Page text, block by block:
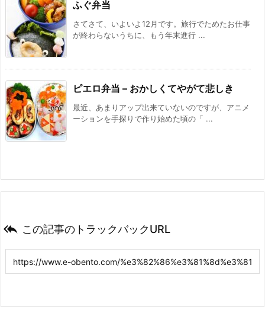
ふぐ弁当
さてさて、いよいよ12月です。旅行でためたお仕事
が終わらないうちに、もう年末進行 ...
ピエロ弁当 – おかしくてやがて悲しき
最近、あまりアップ出来ていないのですが、アニメ
ーションを手探りで作り始めた頃の「 ...
 この記事のトラックバックURL